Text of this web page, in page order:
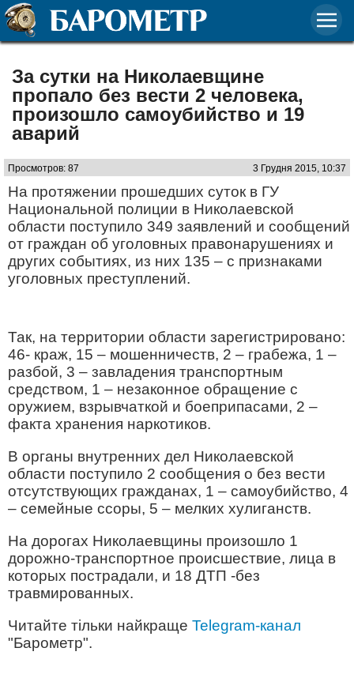
За сутки на Николаевщине
пропало без вести 2 человека,
произошло самоубийство и 19
аварий
Просмотров: 87 3 Грудня 2015, 10:37
На протяжении прошедших суток в ГУ
Национальной полиции в Николаевской
области поступило 349 заявлений и сообщений
от граждан об уголовных правонарушениях и
других событиях, из них 135 – с признаками
уголовных преступлений.
Так, на территории области зарегистрировано:
46- краж, 15 – мошенничеств, 2 – грабежа, 1 –
разбой, 3 – завладения транспортным
средством, 1 – незаконное обращение с
оружием, взрывчаткой и боеприпасами, 2 –
факта хранения наркотиков.
В органы внутренних дел Николаевской
области поступило 2 сообщения о без вести
отсутствующих гражданах, 1 – самоубийство, 4
– семейные ссоры, 5 – мелких хулиганств.
На дорогах Николаевщины произошло 1
дорожно-транспортное происшествие, лица в
которых пострадали, и 18 ДТП -без
травмированных.
Читайте тільки найкраще Telegram-канал
"Барометр".